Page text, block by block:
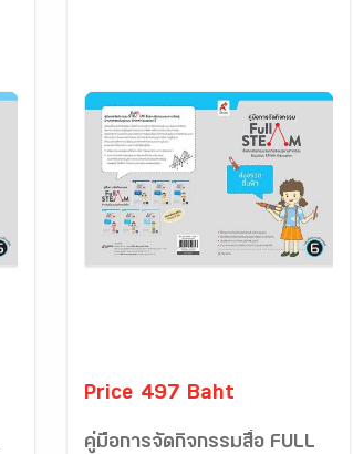
Price 497 Baht
คู่มือการจัดกิจกรรมสื่อ FULL